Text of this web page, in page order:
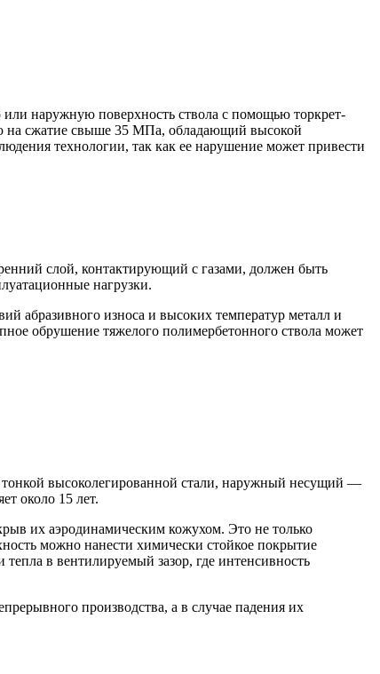
наружную поверхность ствола с помощью торкрет-
на сжатие свыше 35 МПа, обладающий высокой
технологии, так как ее нарушение может привести
слой, контактирующий с газами, должен быть
нагрузки.
абразивного износа и высоких температур металл и
обрушение тяжелого полимербетонного ствола может
тонкой высоколегированной стали, наружный несущий —
около 15 лет.
их аэродинамическим кожухом. Это не только
можно нанести химически стойкое покрытие
в вентилируемый зазор, где интенсивность
производства, а в случае падения их